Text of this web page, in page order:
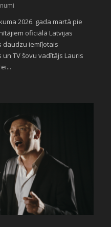
2026. gada martā pie
oficiālā Latvijas
daudzu iemīļotais
TV šovu vadītājs Lauris